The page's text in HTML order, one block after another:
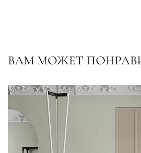
ВАМ МОЖЕТ